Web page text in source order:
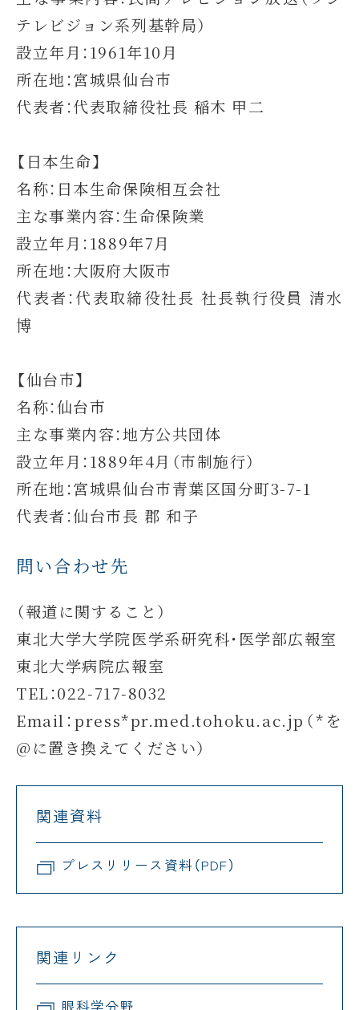
テレビジョン系列基幹局）
設立年月：1961年10月
所在地：宮城県仙台市
代表者：代表取締役社長 稲木 甲二
【日本生命】
名称：日本生命保険相互会社
主な事業内容：生命保険業
設立年月：1889年7月
所在地：大阪府大阪市
代表者：代表取締役社長 社長執行役員 清水
博
【仙台市】
名称：仙台市
主な事業内容：地方公共団体
設立年月：1889年4月（市制施行）
所在地：宮城県仙台市青葉区国分町3-7-1
代表者：仙台市長 郡 和子
問い合わせ先
（報道に関すること）
東北大学大学院医学系研究科・医学部広報室
東北大学病院広報室
TEL：022-717-8032
Email：press*pr.med.tohoku.ac.jp（*を
@に置き換えてください）
関連資料
プレスリリース資料（PDF）
関連リンク